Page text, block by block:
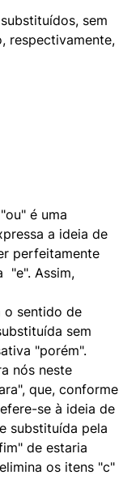
sem
respectivamente,
é uma
a ideia de
perfeitamente
"e". Assim,
o sentido de
sem
"porém".
nós neste
que, conforme
se à ideia de
substituída pela
de estaria
os itens "c"